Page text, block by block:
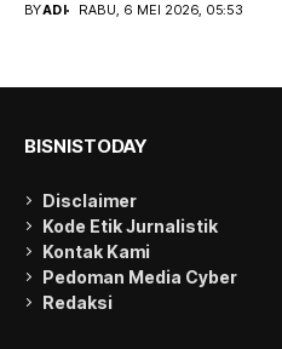
BYADI RABU, 6 MEI 2026, 05:53
BISNISTODAY
Disclaimer
Kode Etik Jurnalistik
Kontak Kami
Pedoman Media Cyber
Redaksi